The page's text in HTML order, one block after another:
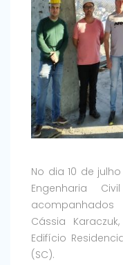
No dia 10 de
Engenharia
Cássia
Edifício
(SC).